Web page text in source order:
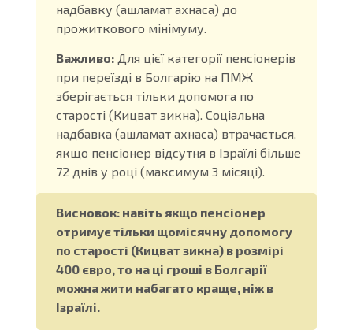
надбавку (ашламат ахнаса) до
прожиткового мінімуму.
Важливо: Для цієї категорії пенсіонерів
при переїзді в Болгарію на ПМЖ
зберігається тільки допомога по
старості (Кицват зикна). Соціальна
надбавка (ашламат ахнаса) втрачається,
якщо пенсіонер відсутня в Ізраїлі більше
72 днів у році (максимум 3 місяці).
Висновок: навіть якщо пенсіонер
отримує тільки щомісячну допомогу
по старості (Кицват зикна) в розмірі
400 євро, то на ці гроші в Болгарії
можна жити набагато краще, ніж в
Ізраїлі.